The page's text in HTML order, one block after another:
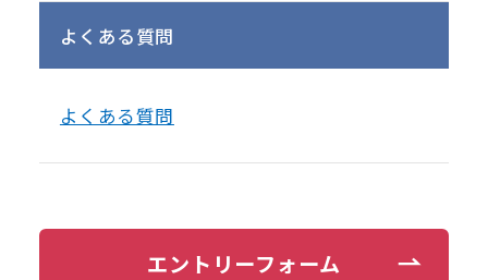
よくある質問
よくある質問
エントリーフォーム